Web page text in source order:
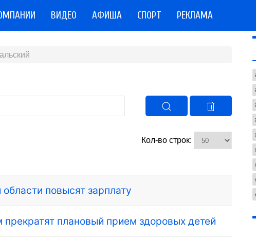
ВИДЕО АФИША СПОРТ РЕКЛАМА
Кол-во строк:
повысят зарплату
плановый прием здоровых детей